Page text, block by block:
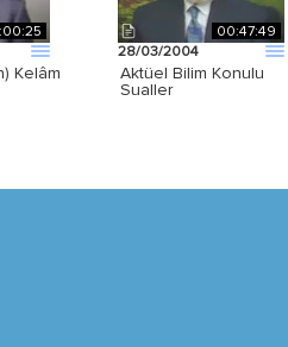
Kelâm
00:47:49
28/03/2004
Aktüel Bilim Konulu
Sualler